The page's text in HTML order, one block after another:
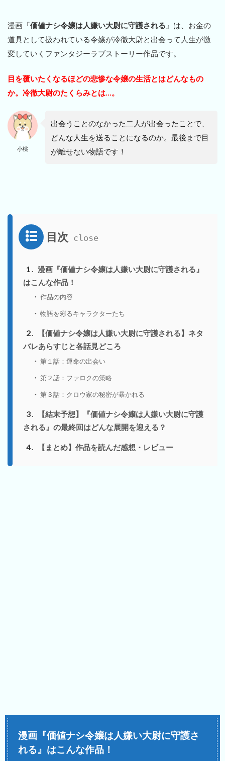
漫画『価値ナシ令嬢は人嫌い大尉に守護される 』は、お金の
道具として扱われている令嬢が冷徹大尉と出会って人生が激
変していくファンタジーラブストーリー作品です。
目を覆いたくなるほどの悲惨な令嬢の生活とはどんなもの
か。冷徹大尉のたくらみとは…。
小桃
出会うことのなかった二人が出会ったことで、
どんな人生を送ることになるのか。最後まで目
が離せない物語です！
目次
1
漫画『価値ナシ令嬢は人嫌い大尉に守護される』
はこんな作品！
作品の内容
物語を彩るキャラクターたち
2
【価値ナシ令嬢は人嫌い大尉に守護される】ネタ
バレあらすじと各話見どころ
第１話：運命の出会い
第２話：ファロクの策略
第３話：クロウ家の秘密が暴かれる
3
【結末予想】『価値ナシ令嬢は人嫌い大尉に守護
される』の最終回はどんな展開を迎える？
4 【まとめ】作品を読んだ感想・レビュー
漫画『価値ナシ令嬢は人嫌い大尉に守護さ
れる』はこんな作品！